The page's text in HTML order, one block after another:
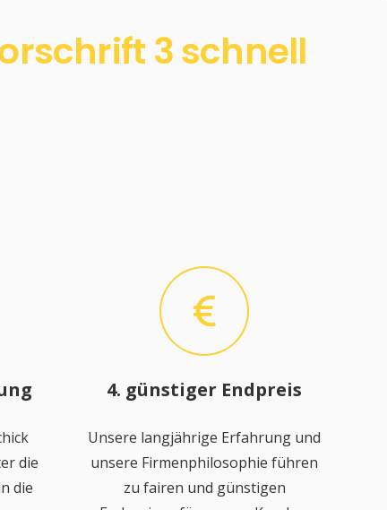
3 schnell
die
die
4. günstiger Endpreis
Unsere langjährige Erfahrung und
unsere Firmenphilosophie führen
zu fairen und günstigen